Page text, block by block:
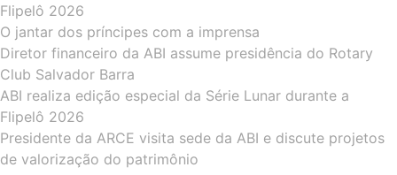
Flipelô 2026
O jantar dos príncipes com a imprensa
Diretor financeiro da ABI assume presidência do Rotary
Club Salvador Barra
ABI realiza edição especial da Série Lunar durante a
Flipelô 2026
Presidente da ARCE visita sede da ABI e discute projetos
de valorização do patrimônio